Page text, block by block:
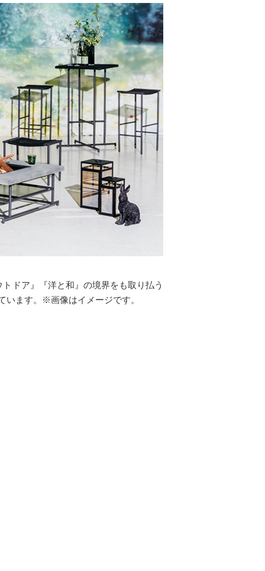
ドア』『洋と和』の境界をも取り払う
います。※画像はイメージです。